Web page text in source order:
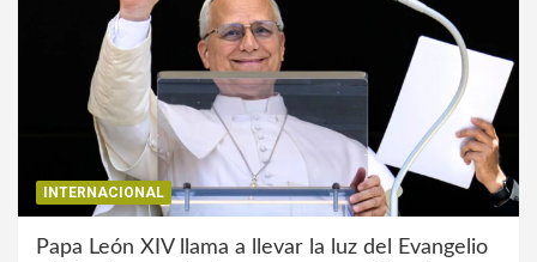
INTERNACIONAL
Papa León XIV llama a llevar la luz del Evangelio